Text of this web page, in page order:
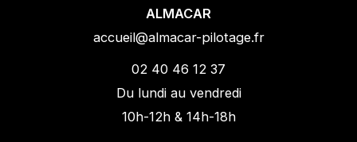
ALMACAR
accueil@almacar-pilotage.fr
02 40 46 12 37
Du lundi au vendredi
10h-12h & 14h-18h